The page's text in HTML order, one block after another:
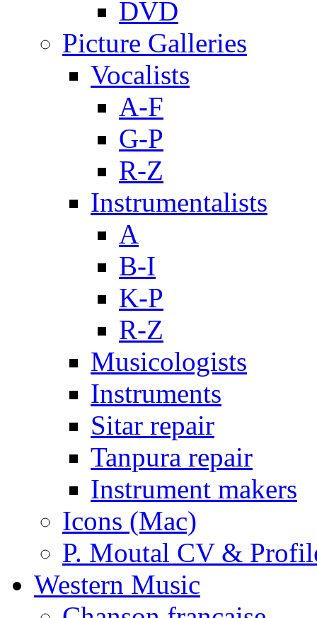
DVD
Picture Galleries
Vocalists
A-F
G-P
R-Z
Instrumentalists
A
B-I
K-P
R-Z
Musicologists
Instruments
Sitar repair
Tanpura repair
Instrument makers
Icons (Mac)
P. Moutal CV &
Western Music